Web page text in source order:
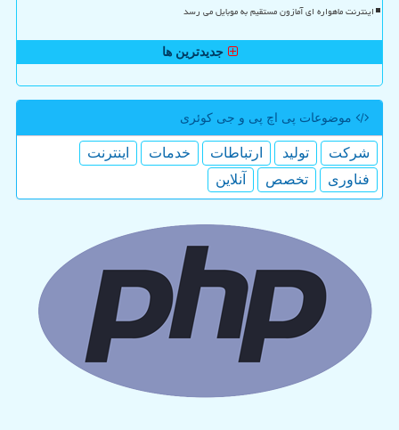
اینترنت ماهواره ای آمازون مستقیم به موبایل می رسد
جدیدترین ها
موضوعات پی اچ پی و جی كوئری
شركت تولید ارتباطات خدمات
اینترنت
فناوری
تخصص آنلاین